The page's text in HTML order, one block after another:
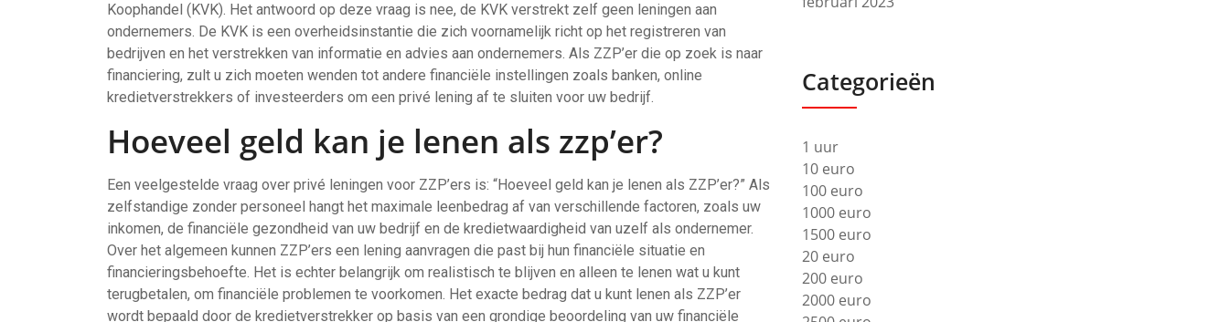
Koophandel (KVK). Het antwoord op deze vraag is nee, de KVK verstrekt zelf geen leningen aan
ondernemers. De KVK is een overheidsinstantie die zich voornamelijk richt op het registreren van
bedrijven en het verstrekken van informatie en advies aan ondernemers. Als ZZP’er die op zoek is naar
financiering, zult u zich moeten wenden tot andere financiële instellingen zoals banken, online
kredietverstrekkers of investeerders om een privé lening af te sluiten voor uw bedrijf.
Hoeveel geld kan je lenen als zzp’er?
Een veelgestelde vraag over privé leningen voor ZZP’ers is: “Hoeveel geld kan je lenen als ZZP’er?” Als
zelfstandige zonder personeel hangt het maximale leenbedrag af van verschillende factoren, zoals uw
inkomen, de financiële gezondheid van uw bedrijf en de kredietwaardigheid van uzelf als ondernemer.
Over het algemeen kunnen ZZP’ers een lening aanvragen die past bij hun financiële situatie en
financieringsbehoefte. Het is echter belangrijk om realistisch te blijven en alleen te lenen wat u kunt
terugbetalen, om financiële problemen te voorkomen. Het exacte bedrag dat u kunt lenen als ZZP’er
wordt bepaald door de kredietverstrekker op basis van een grondige beoordeling van uw financiële
Categorieën
1 uur
10 euro
100 euro
1000 euro
1500 euro
20 euro
200 euro
2000 euro